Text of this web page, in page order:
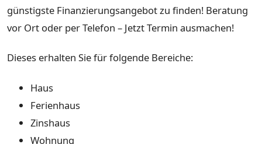
günstigste Finanzierungsangebot zu finden! Beratung
vor Ort oder per Telefon – Jetzt Termin ausmachen!
Dieses erhalten Sie für folgende Bereiche:
Haus
Ferienhaus
Zinshaus
Wohnung